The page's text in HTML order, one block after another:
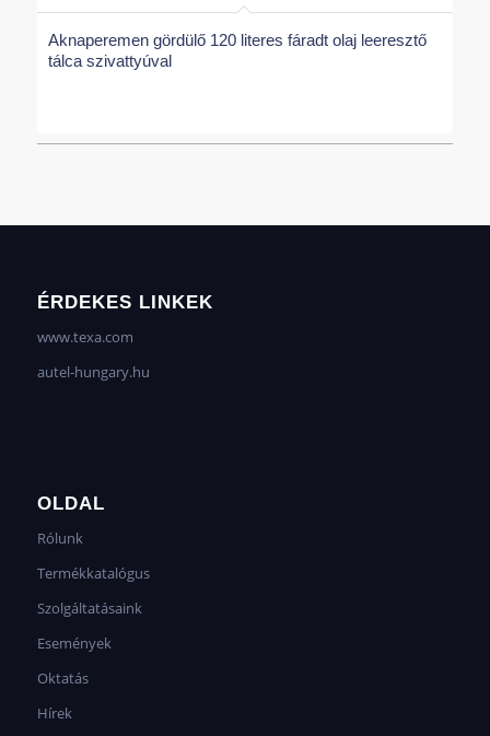
Aknaperemen gördülő 120 literes fáradt olaj leeresztő
tálca szivattyúval
ÉRDEKES LINKEK
www.texa.com
autel-hungary.hu
OLDAL
Rólunk
Termékkatalógus
Szolgáltatásaink
Események
Oktatás
Hírek